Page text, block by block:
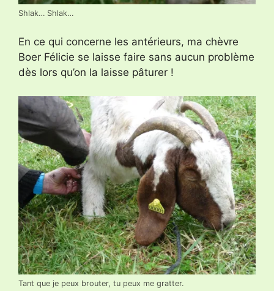
Shlak… Shlak…
En ce qui concerne les antérieurs, ma chèvre
Boer Félicie se laisse faire sans aucun problème
dès lors qu’on la laisse pâturer !
Tant que je peux brouter, tu peux me gratter.